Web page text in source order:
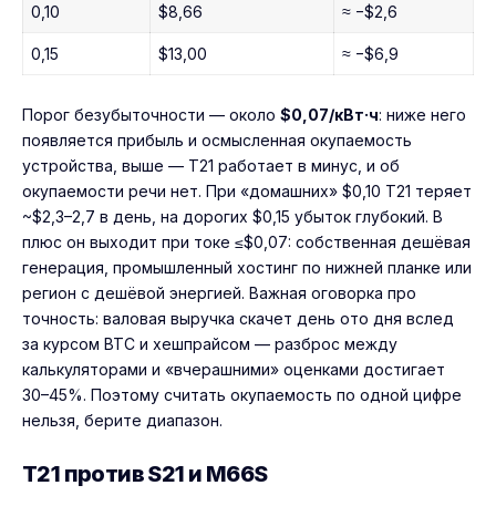
0,10 $8,66 ≈ −$2,6
0,15 $13,00 ≈ −$6,9
Порог безубыточности — около $0,07/кВт·ч: ниже него
появляется прибыль и осмысленная окупаемость
устройства, выше — T21 работает в минус, и об
окупаемости речи нет. При «домашних» $0,10 T21 теряет
~$2,3–2,7 в день, на дорогих $0,15 убыток глубокий. В
плюс он выходит при токе ≤$0,07: собственная дешёвая
генерация, промышленный хостинг по нижней планке или
регион с дешёвой энергией. Важная оговорка про
точность: валовая выручка скачет день ото дня вслед
за курсом BTC и хешпрайсом — разброс между
калькуляторами и «вчерашними» оценками достигает
30–45%. Поэтому считать окупаемость по одной цифре
нельзя, берите диапазон.
T21 против S21 и M66S